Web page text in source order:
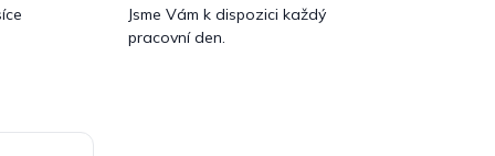
Jsme Vám k dispozici každý
pracovní den.